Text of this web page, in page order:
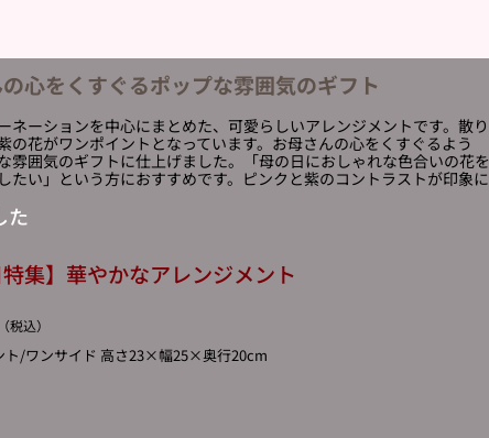
心をくすぐるポップな雰囲気のギフト
ネーションを中心にまとめた、可愛らしいアレンジメントです。散り
の花がワンポイントとなっています。お母さんの心をくすぐるよう
雰囲気のギフトに仕上げました。「母の日におしゃれな色合いの花を
たい」という方におすすめです。ピンクと紫のコントラストが印象に
特集】華やかなアレンジメント
税込）
ト/ワンサイド 高さ23×幅25×奥行20cm